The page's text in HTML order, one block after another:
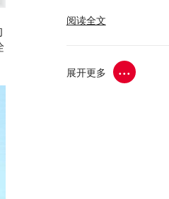
阅读全文
展开更多 ···